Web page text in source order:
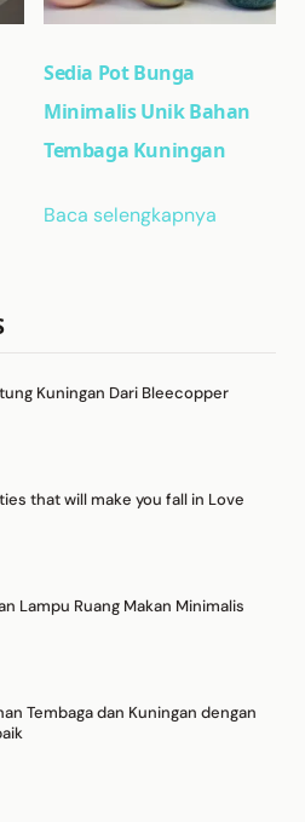
Sedia Pot Bunga
Minimalis Unik Bahan
Tembaga Kuningan
Baca selengkapnya
Kuningan Dari Bleecopper
that will make you fall in Love
Lampu Ruang Makan Minimalis
Tembaga dan Kuningan dengan